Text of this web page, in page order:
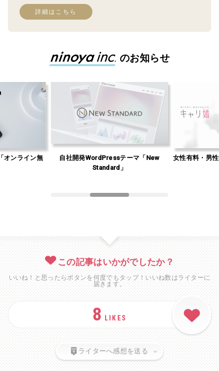
詳細はこちら
のお知らせ
オンライン無
自社開発WordPressテーマ「New
Standard」
女性有料・男
この記事はいかがでしたか？
いいね！と思ったらボタンを何度でもタップ！いいね数はライターに
届きます。
8 LIKES
ライターへ感想を送る